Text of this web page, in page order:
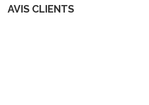
AVIS CLIENTS